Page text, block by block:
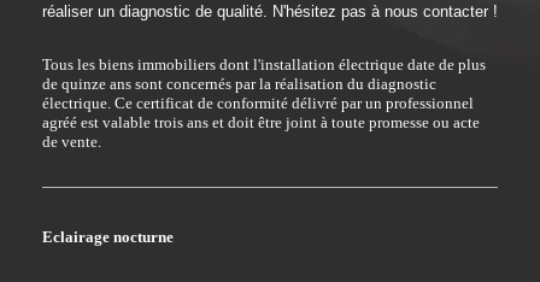
réaliser un diagnostic de qualité. N'hésitez pas à nous contacter !
Tous les biens immobiliers dont l'installation électrique date de plus
de quinze ans sont concernés par la réalisation du diagnostic
électrique. Ce certificat de conformité délivré par un professionnel
agréé est valable trois ans et doit être joint à toute promesse ou acte
de vente.
Eclairage nocturne